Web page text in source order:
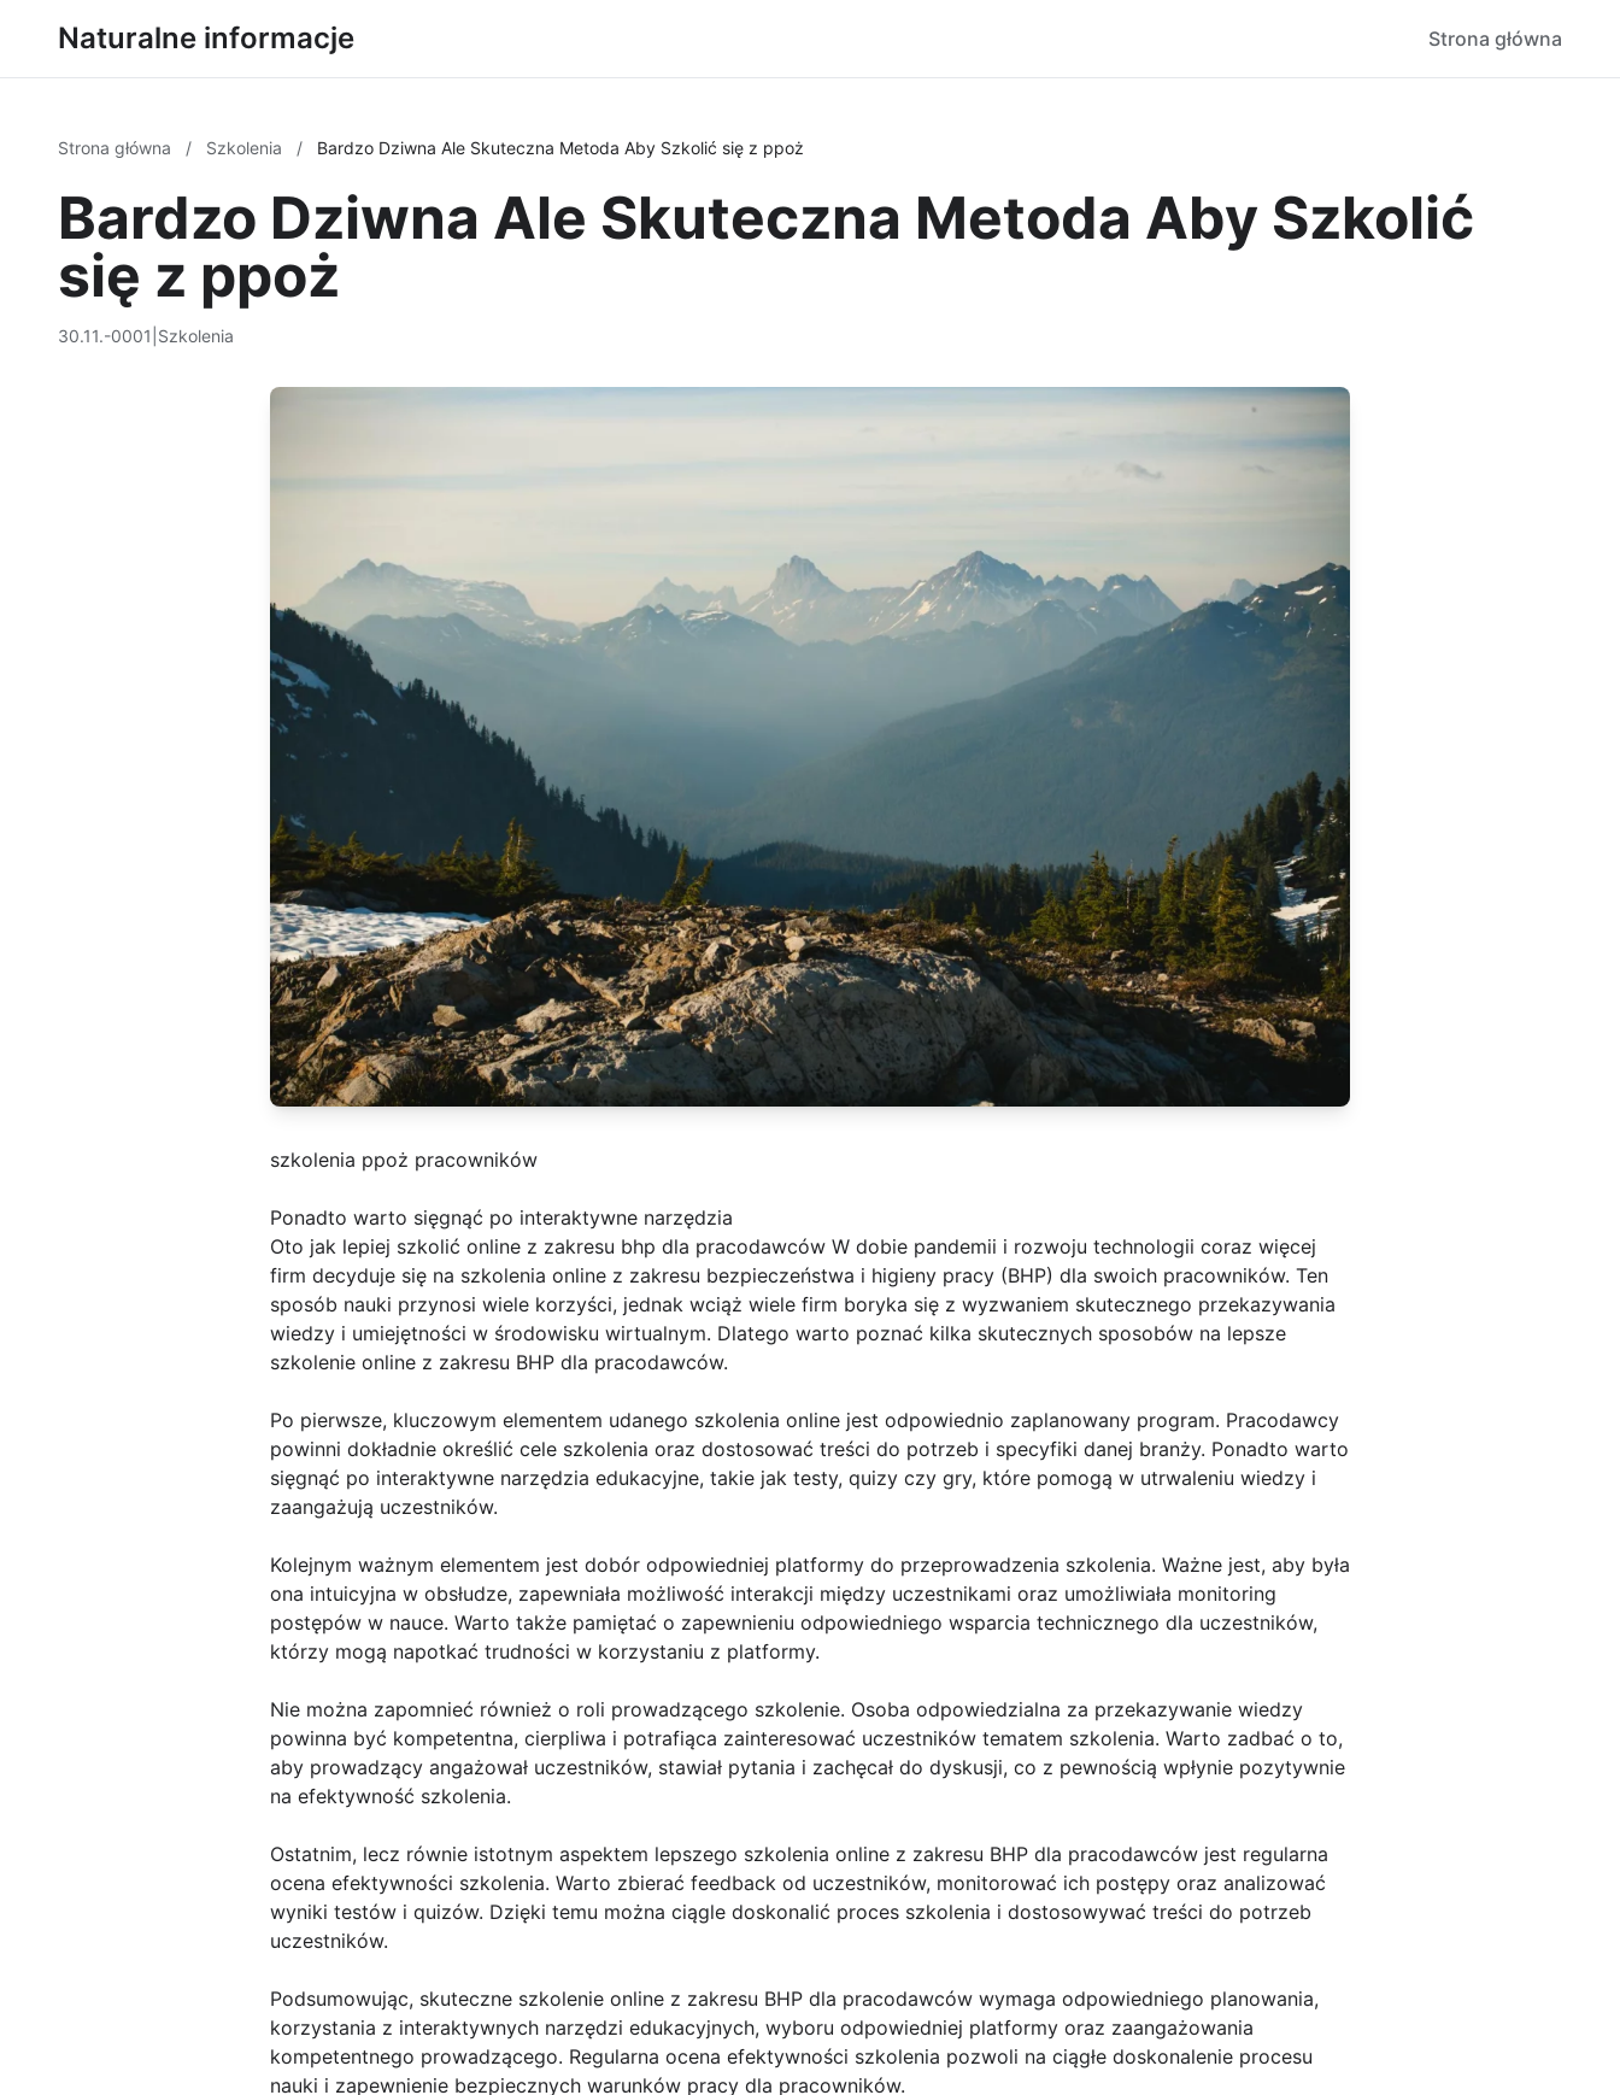
Naturalne informacje Strona główna
Strona główna / Szkolenia / Bardzo Dziwna Ale Skuteczna Metoda Aby Szkolić się z ppoż
Bardzo Dziwna Ale Skuteczna Metoda Aby Szkolić
się z ppoż
30.11.-0001 Szkolenia
szkolenia ppoż pracowników
Ponadto warto sięgnąć po interaktywne narzędzia
Oto jak lepiej szkolić online z zakresu bhp dla pracodawców W dobie pandemii i rozwoju technologii coraz więcej
firm decyduje się na szkolenia online z zakresu bezpieczeństwa i higieny pracy (BHP) dla swoich pracowników. Ten
sposób nauki przynosi wiele korzyści, jednak wciąż wiele firm boryka się z wyzwaniem skutecznego przekazywania
wiedzy i umiejętności w środowisku wirtualnym. Dlatego warto poznać kilka skutecznych sposobów na lepsze
szkolenie online z zakresu BHP dla pracodawców.
Po pierwsze, kluczowym elementem udanego szkolenia online jest odpowiednio zaplanowany program. Pracodawcy
powinni dokładnie określić cele szkolenia oraz dostosować treści do potrzeb i specyfiki danej branży. Ponadto warto
sięgnąć po interaktywne narzędzia edukacyjne, takie jak testy, quizy czy gry, które pomogą w utrwaleniu wiedzy i
zaangażują uczestników.
Kolejnym ważnym elementem jest dobór odpowiedniej platformy do przeprowadzenia szkolenia. Ważne jest, aby była
ona intuicyjna w obsłudze, zapewniała możliwość interakcji między uczestnikami oraz umożliwiała monitoring
postępów w nauce. Warto także pamiętać o zapewnieniu odpowiedniego wsparcia technicznego dla uczestników,
którzy mogą napotkać trudności w korzystaniu z platformy.
Nie można zapomnieć również o roli prowadzącego szkolenie. Osoba odpowiedzialna za przekazywanie wiedzy
powinna być kompetentna, cierpliwa i potrafiąca zainteresować uczestników tematem szkolenia. Warto zadbać o to,
aby prowadzący angażował uczestników, stawiał pytania i zachęcał do dyskusji, co z pewnością wpłynie pozytywnie
na efektywność szkolenia.
Ostatnim, lecz równie istotnym aspektem lepszego szkolenia online z zakresu BHP dla pracodawców jest regularna
ocena efektywności szkolenia. Warto zbierać feedback od uczestników, monitorować ich postępy oraz analizować
wyniki testów i quizów. Dzięki temu można ciągle doskonalić proces szkolenia i dostosowywać treści do potrzeb
uczestników.
Podsumowując, skuteczne szkolenie online z zakresu BHP dla pracodawców wymaga odpowiedniego planowania,
korzystania z interaktywnych narzędzi edukacyjnych, wyboru odpowiedniej platformy oraz zaangażowania
kompetentnego prowadzącego. Regularna ocena efektywności szkolenia pozwoli na ciągłe doskonalenie procesu
nauki i zapewnienie bezpiecznych warunków pracy dla pracowników.